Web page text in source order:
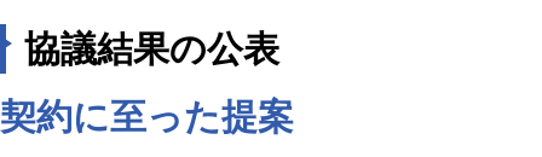
協議結果の公表
契約に至った提案